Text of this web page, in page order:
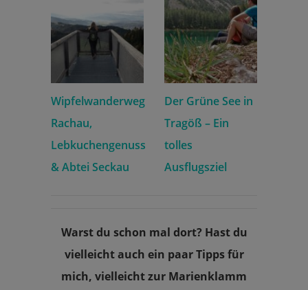
Wipfelwanderweg
Rachau,
Lebkuchengenuss
& Abtei Seckau
Der Grüne See in
Tragöß – Ein
tolles
Ausflugsziel
Warst du schon mal dort? Hast du
vielleicht auch ein paar Tipps für
mich, vielleicht zur Marienklamm